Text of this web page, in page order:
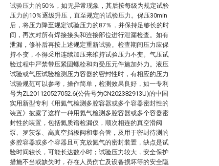
试验压力的50％，如无异常现象，其后按每级为规定试验
压力的10％逐级升压，直至规定的试验压力。保压30min
后，将压力降至规定试验压力的87％，并保持足够长的时
间，再次对所有焊接接头和连接部位进行泄漏检查。如有
泄漏，修补后再按上述规定重新试验。检查期间压力应保
持不变，不得采用连续加压来维持试验压力不变。气压试
验过程中严禁带压紧固螺栓和向受压元件施加外力。液压
试验或气压试验检测压力容器的密封性时，有相应的压力
试验规范可以参考，操作简单，检测效果良好，如一专利
号为ZL201120527052.6(公告号为CN202382913U)的中国
实用新型专利《用氦气检测多腔容器或多个容器密封性的
装置》披露了这样一种用氦气检测多腔容器或多个容器密
封性的装置，包括氦质谱检漏仪，顺次相连的真空滑阀
泵、罗茨泵、高真空挡板阀和集合管，及用于密封待测的
多腔容器或多个容器且可充放氦气的密封装置，缺点是试
验时间较长，可能长达数小时；试验压力较大，安全保护
措施不当或缺失时，存在人员伤亡及设备损坏等的安全隐